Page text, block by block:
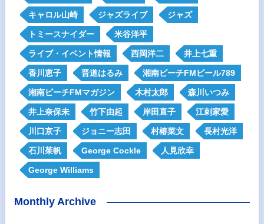
キャロル山崎 ジャズライブ ジャズ
トミースナイダー 米谷洋平
ライブ・イベント情報 西岡洋二 井上七重
香川恵子 晋道はるみ 湘南ビーチFMビール789
湘南ビーチFMマガジン 木村太郎 森川いつみ
井上奈保未 竹下由起 岸田直子 江刺家愛
川口京子 ジョニー志田 村椿菜文 長村光洋
石川茱帆 George Cockle 人見欣幸
George Williams
Monthly Archive